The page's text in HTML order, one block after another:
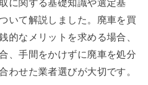
いて解説しました。廃車を買
的なメリットを求める場合、
、手間をかけずに廃車を処分
わせた業者選びが大切です。